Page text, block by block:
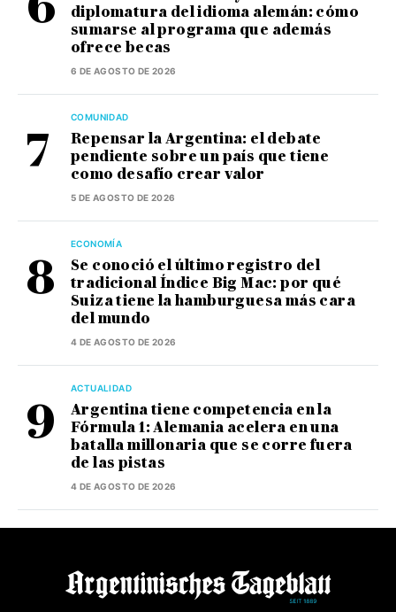
diplomatura del idioma alemán: cómo
sumarse al programa que además
ofrece becas
6 DE AGOSTO DE 2026
COMUNIDAD
Repensar la Argentina: el debate
pendiente sobre un país que tiene
como desafío crear valor
5 DE AGOSTO DE 2026
ECONOMÍA
Se conoció el último registro del
tradicional Índice Big Mac: por qué
Suiza tiene la hamburguesa más cara
del mundo
4 DE AGOSTO DE 2026
ACTUALIDAD
Argentina tiene competencia en la
Fórmula 1: Alemania acelera en una
batalla millonaria que se corre fuera
de las pistas
4 DE AGOSTO DE 2026